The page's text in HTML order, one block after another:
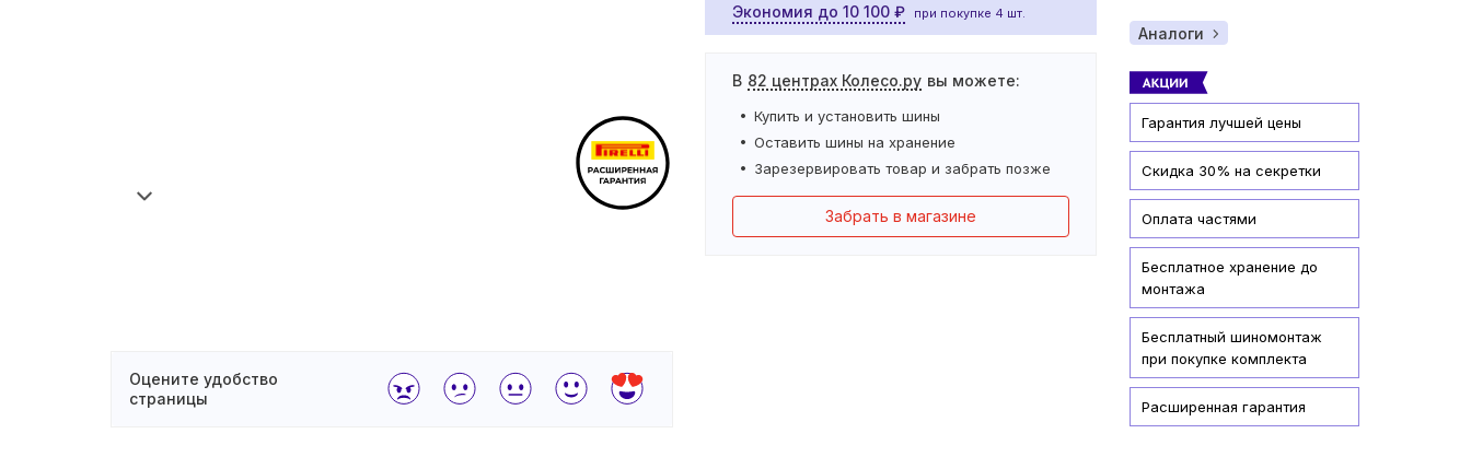
Оцените удобство
страницы
Экономия до 10 100 ₽ при покупке 4 шт.
В 82 центрах Колесо.ру вы можете:
Купить и установить шины
Оставить шины на хранение
Зарезервировать товар и забрать позже
Забрать в магазине
Аналоги
Гарантия лучшей цены
Скидка 30% на секретки
Оплата частями
Бесплатное хранение до
монтажа
Бесплатный шиномонтаж
при покупке комплекта
Расширенная гарантия